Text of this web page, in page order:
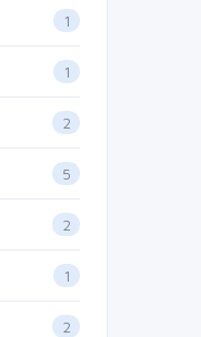
1
1
2
5
2
1
2